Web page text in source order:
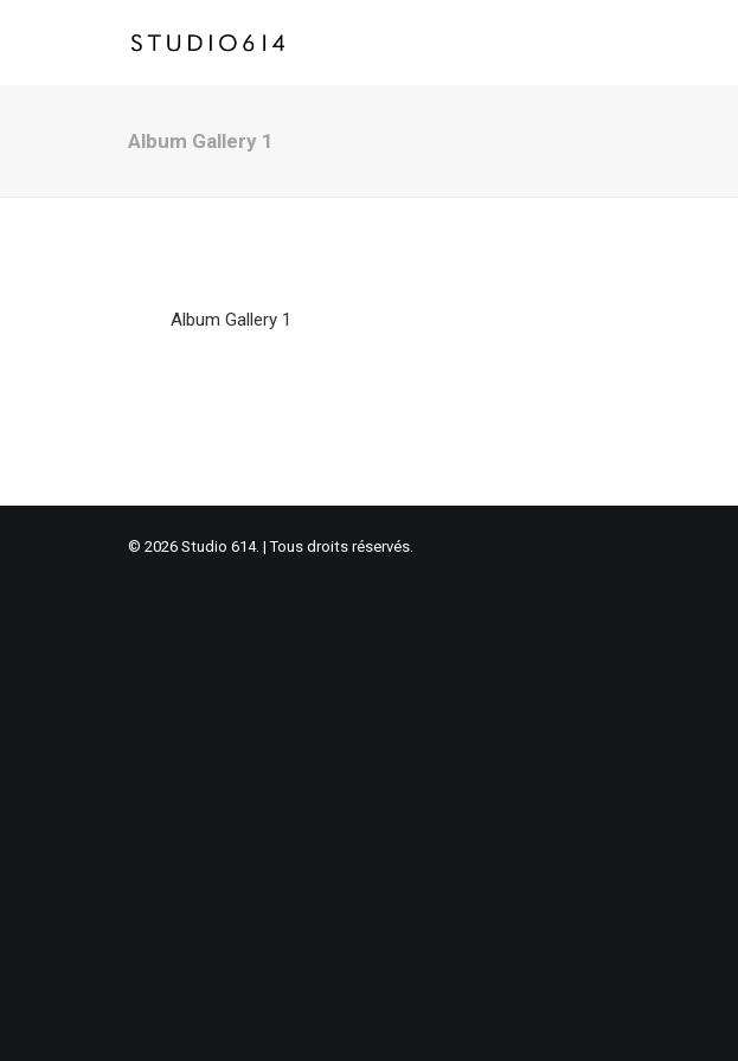
Album Gallery 1
Album Gallery 1
© 2026 Studio 614. | Tous droits réservés.